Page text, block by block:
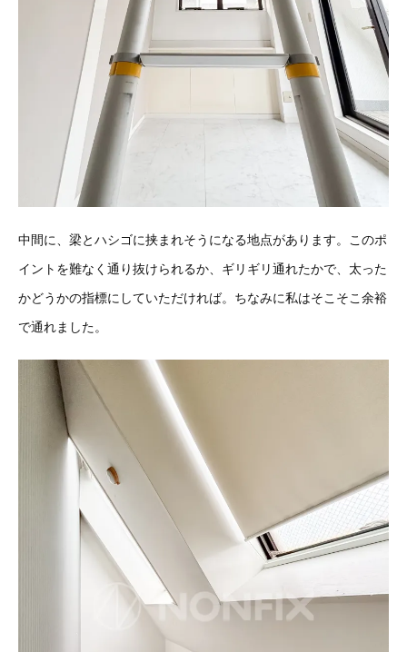
中間に、梁とハシゴに挟まれそうになる地点があります。このポ
イントを難なく通り抜けられるか、ギリギリ通れたかで、太った
かどうかの指標にしていただければ。ちなみに私はそこそこ余裕
で通れました。